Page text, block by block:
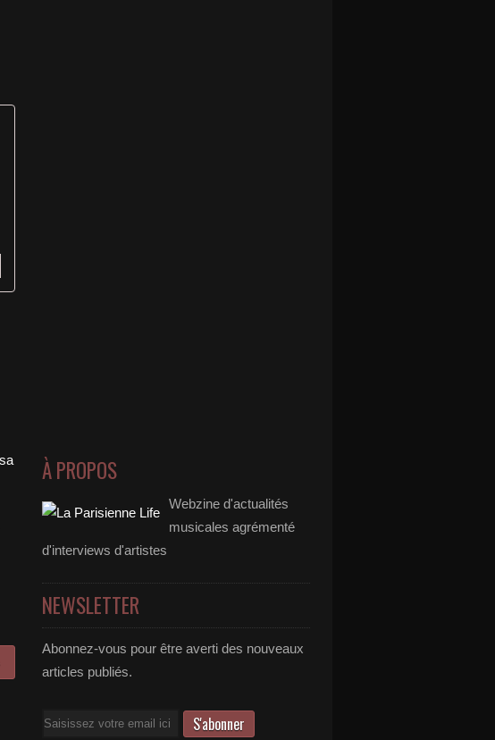
À PROPOS
Webzine d'actualités
musicales agrémenté
d'interviews d'artistes
NEWSLETTER
Abonnez-vous pour être averti des nouveaux
articles publiés.
Email